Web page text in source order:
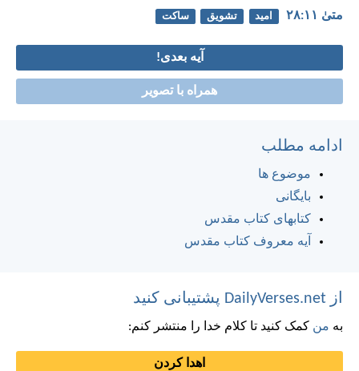
متی‌ٰ ۱۱:‏۲۸ امید تشویق ساکت
آیه بعدی!
همراه با تصویر
ادامه مطلب
موضوع ها
بایگانی
کتابهای کتاب مقدس
آیه معروف کتاب مقدس
از DailyVerses.net پشتیبانی کنید
به من کمک کنید تا کلام خدا را منتشر کنم:
اهدا کردن